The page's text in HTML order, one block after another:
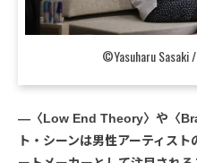
©Yasuharu Sasaki
―〈Low End Theory〉や〈
ト・シーンは男性アーティス